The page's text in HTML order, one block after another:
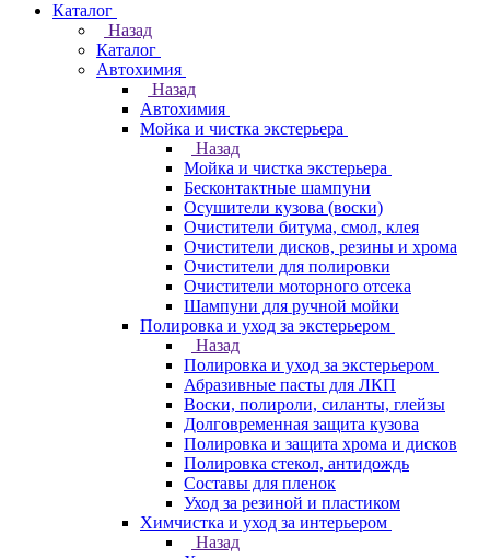
Каталог
Назад
Каталог
Автохимия
Назад
Автохимия
Мойка и чистка экстерьера
Назад
Мойка и чистка экстерьера
Бесконтактные шампуни
Осушители кузова (воски)
Очистители битума, смол, клея
Очистители дисков, резины и хрома
Очистители для полировки
Очистители моторного отсека
Шампуни для ручной мойки
Полировка и уход за экстерьером
Назад
Полировка и уход за экстерьером
Абразивные пасты для ЛКП
Воски, полироли, силанты, глейзы
Долговременная защита кузова
Полировка и защита хрома и дисков
Полировка стекол, антидождь
Составы для пленок
Уход за резиной и пластиком
Химчистка и уход за интерьером
Назад